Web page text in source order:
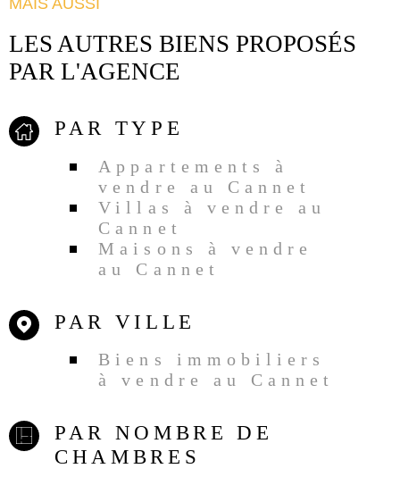
MAIS AUSSI
LES AUTRES BIENS PROPOSÉS
PAR L'AGENCE
PAR TYPE
Appartements à
vendre au Cannet
Villas à vendre au
Cannet
Maisons à vendre
au Cannet
PAR VILLE
Biens immobiliers
à vendre au Cannet
PAR NOMBRE DE
CHAMBRES